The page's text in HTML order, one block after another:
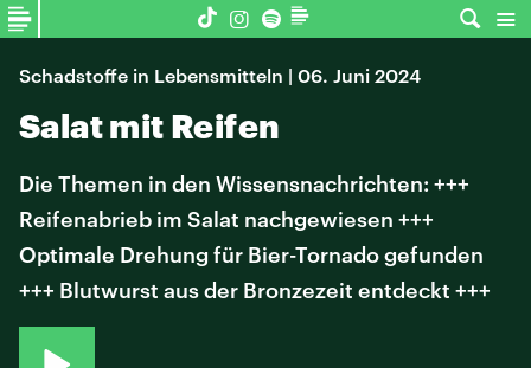
Schadstoffe in Lebensmitteln | 06. Juni 2024
Salat mit Reifen
Die Themen in den Wissensnachrichten: +++
Reifenabrieb im Salat nachgewiesen +++
Optimale Drehung für Bier-Tornado gefunden
+++ Blutwurst aus der Bronzezeit entdeckt +++